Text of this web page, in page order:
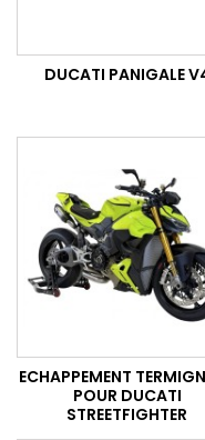
DUCATI PANIGALE
ECHAPPEMENT
POUR DUCATI
STREETFIGHTER